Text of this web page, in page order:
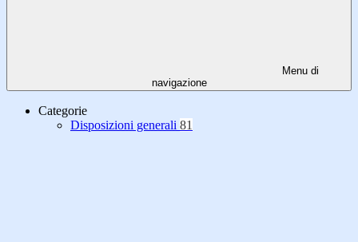
Menu di
navigazione
Categorie
Disposizioni generali 81